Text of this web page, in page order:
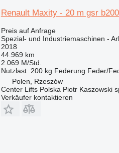
Renault Maxity - 20 m gsr
Preis auf Anfrage
Spezial- und Industriemaschinen -
2018
44.969 km
2.069 M/Std.
Nutzlast 200 kg Federung Feder/
Polen, Rzeszów
Center Lifts Polska Piotr Kaszowski
Verkäufer kontaktieren